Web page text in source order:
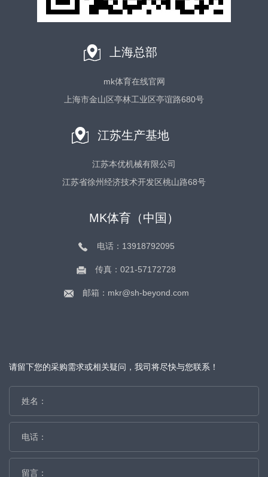
上海总部
mk体育在线官网
上海市金山区亭林工业区亭谊路680号
江苏生产基地
江苏本优机械有限公司
江苏省徐州经济技术开发区桃山路68号
MK体育（中国）
电话：13918792095
传真：021-57172728
邮箱：mkr@sh-beyond.com
请留下您的采购需求或相关疑问，我司将尽快与您联系！